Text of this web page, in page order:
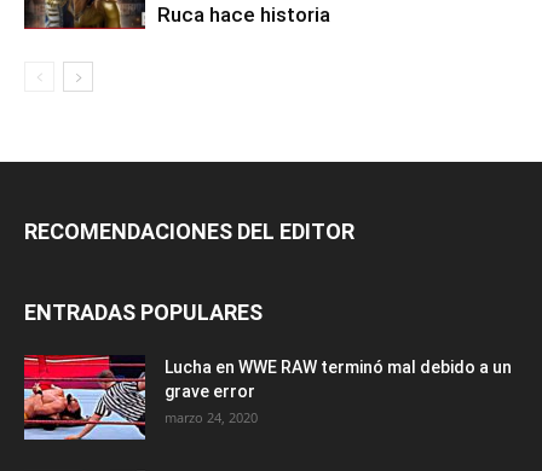
Ruca hace historia
RECOMENDACIONES DEL EDITOR
ENTRADAS POPULARES
Lucha en WWE RAW terminó mal debido a un
grave error
marzo 24, 2020